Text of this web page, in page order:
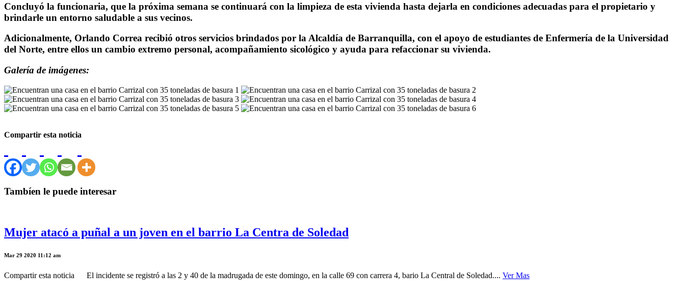
Concluyó la funcionaria, que la próxima semana se continuará con la limpieza de esta vivienda hasta dejarla en condiciones adecuadas para el propietario y
brindarle un entorno saludable a sus vecinos.
Adicionalmente, Orlando Correa recibió otros servicios brindados por la Alcaldía de Barranquilla, con el apoyo de estudiantes de Enfermería de la Universidad
del Norte, entre ellos un cambio extremo personal, acompañamiento sicológico y ayuda para refaccionar su vivienda.
Galería de imágenes:
Compartir esta noticia
Tambíen le puede interesar
Mujer atacó a puñal a un joven en el barrio La Centra de Soledad
Mar 29 2020 11:12 am
Compartir esta noticia El incidente se registró a las 2 y 40 de la madrugada de este domingo, en la calle 69 con carrera 4, bario La Central de Soledad.... Ver Mas